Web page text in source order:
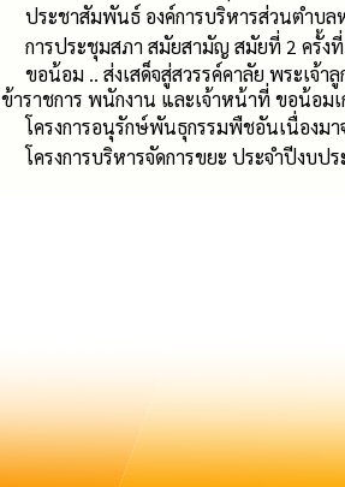
ประชาสัมพันธ์ องค์การบริหารส่วนตำบ
การประชุมสภา สมัยสามัญ สมัยที่ 2 ครั้ง
ขอน้อม .. ส่งเสด็จสู่สวรรค์คาลัย พระเจ้
ข้าราชการ พนักงาน และเจ้าหน้าที่ ขอน้อมเ
โครงการอนุรักษ์พันธุกรรมพืชอันเนื่องม
โครงการบริหารจัดการขยะ ประจำปีงบป